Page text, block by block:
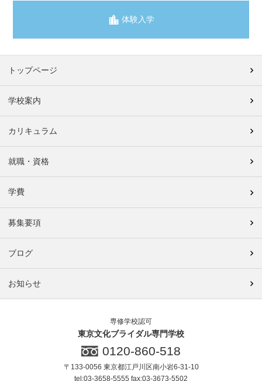
体験入学
トップページ
学校案内
カリキュラム
就職・資格
学費
募集要項
ブログ
お知らせ
専修学校認可
東京文化ブライダル専門学校
0120-860-518
〒133-0056 東京都江戸川区南小岩6-31-10
tel:03-3658-5555 fax:03-3673-5502